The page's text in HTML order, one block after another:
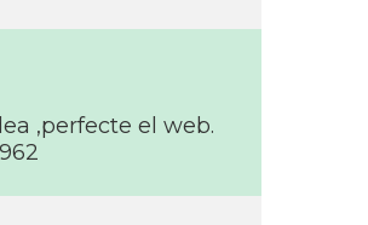
,perfecte el web.